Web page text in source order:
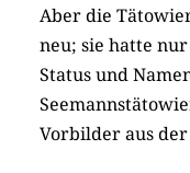
Aber die
neu; sie hatte
Status und
Vorbilder aus